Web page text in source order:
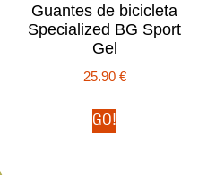
Guantes de bicicleta
Specialized BG Sport
Gel
25.90 €
GO!